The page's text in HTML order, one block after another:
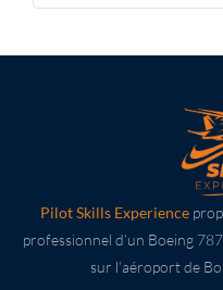
Pilot Skills Experience
professionnel d’un Boeing
sur l’aéroport de